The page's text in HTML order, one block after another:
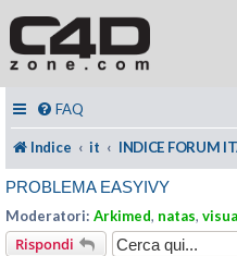
FAQ
Indice it INDICE FORUM
PROBLEMA EASYIVY
Moderatori: Arkimed, natas,
Rispondi